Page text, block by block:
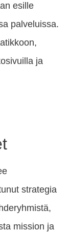
esille
palveluissa.
ja
strategia
mission ja